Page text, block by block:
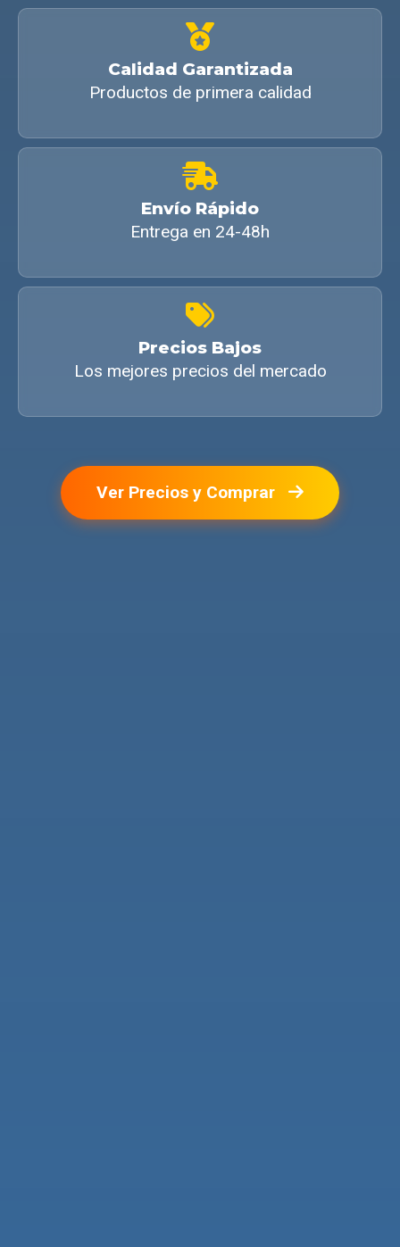
Calidad Garantizada
Productos de primera calidad
Envío Rápido
Entrega en 24-48h
Precios Bajos
Los mejores precios del mercado
Ver Precios y Comprar